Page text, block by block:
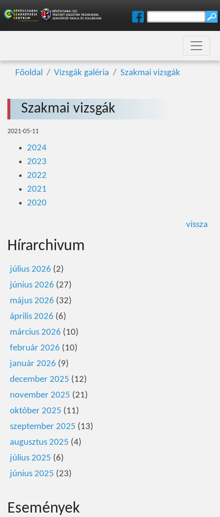
Főoldal Vizsgák galéria Szakmai vizsgák
Szakmai vizsgák
2021-05-11
2024
2023
2022
2021
2020
vissza
Hírarchivum
július 2026 (2)
június 2026 (27)
május 2026 (32)
április 2026 (6)
március 2026 (10)
február 2026 (10)
január 2026 (9)
december 2025 (12)
november 2025 (21)
október 2025 (11)
szeptember 2025 (13)
augusztus 2025 (4)
július 2025 (6)
június 2025 (23)
Események